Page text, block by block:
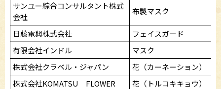
サンユー綜合コンサルタント株式
会社
布製マスク
日藤電興株式会社
フェイスガード
有限会社インドル
マスク
株式会社クラベル・ジャパン
花（カーネーション）
株式会社KOMATSU FLOWER
花（トルコキキョウ）